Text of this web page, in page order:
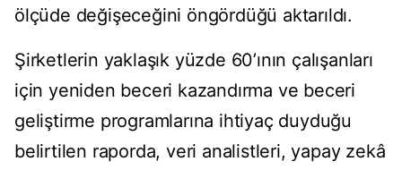
ölçüde değişeceğini öngördüğü aktarıldı.
Şirketlerin yaklaşık yüzde 60’ının çalışanları
için yeniden beceri kazandırma ve beceri
geliştirme programlarına ihtiyaç duyduğu
belirtilen raporda, veri analistleri, yapay zekâ